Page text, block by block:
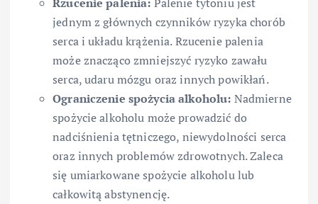
jednym z głównych czynników ryzyka chorób
serca i układu krążenia. Rzucenie palenia
może znacząco zmniejszyć ryzyko zawału
serca, udaru mózgu oraz innych powikłań.
Ograniczenie spożycia alkoholu: Nadmierne
spożycie alkoholu może prowadzić do
nadciśnienia tętniczego, niewydolności serca
oraz innych problemów zdrowotnych. Zaleca
się umiarkowane spożycie alkoholu lub
całkowitą abstynencję.